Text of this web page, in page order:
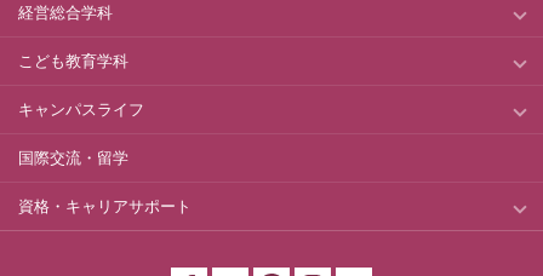
経営総合学科
こども教育学科
キャンパスライフ
国際交流・留学
資格・キャリアサポート